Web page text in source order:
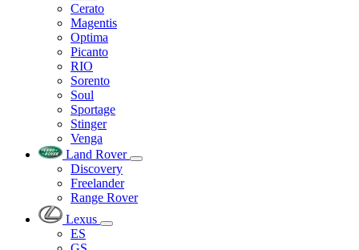
Cerato
Magentis
Optima
Picanto
RIO
Sorento
Soul
Sportage
Stinger
Venga
Land Rover
Discovery
Freelander
Range Rover
Lexus
ES